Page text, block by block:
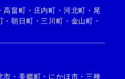
・高畠町 ・ 庄内町 ・ 河北町 ・ 尾
・朝日町 ・ 三川町 ・ 金山町 ・
市 ・美郷町 ・ にかほ市 ・ 三種